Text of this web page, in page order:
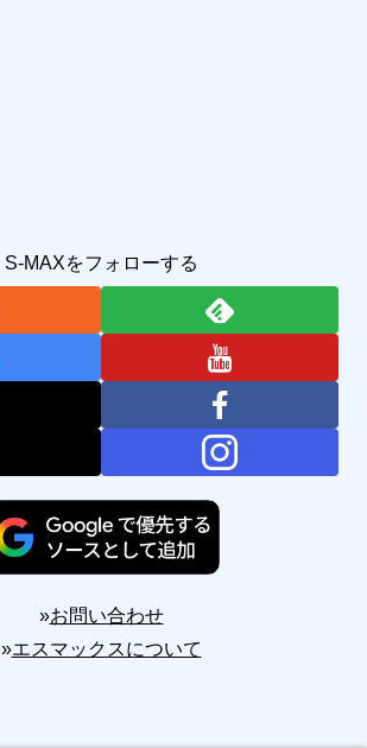
S-MAXをフォローする
»お問い合わせ
»エスマックスについて